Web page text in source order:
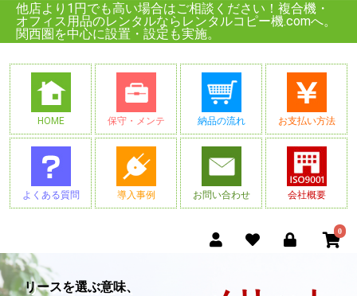
他店より1円でも高い場合はご相談ください！複合機・
オフィス用品のレンタルならレンタルコピー機.comへ。
関西圏を中心に設置・設定も実施。
HOME 保守・メンテ 納品の流れ お支払い方法
よくある質問 導入事例 お問い合わせ 会社概要
0
リースを選ぶ意味、